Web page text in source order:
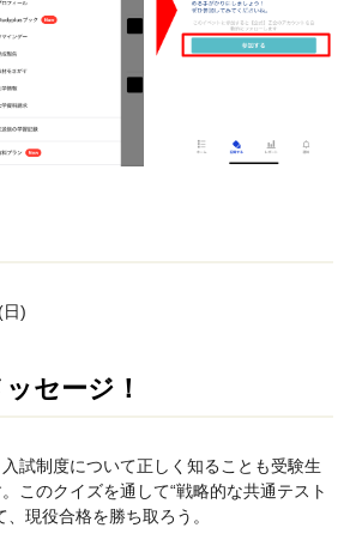
)
セージ！
試制度について正しく知ることも受験生
このクイズを通して“戦略的な共通テスト
現役合格を勝ち取ろう。